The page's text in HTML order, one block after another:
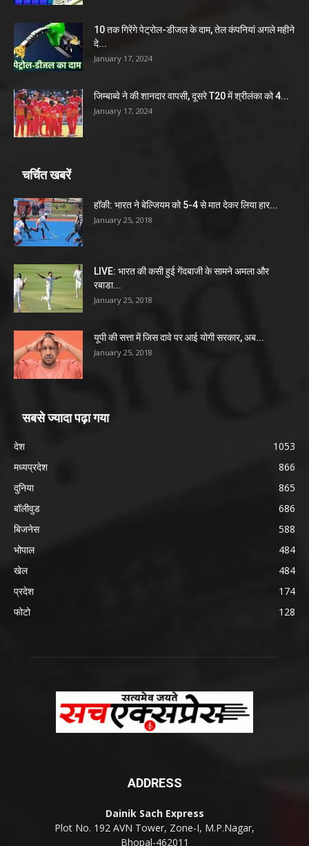
10 तक गिरेंगे पेट्रोल-डीजल के दाम, तेल कंपनियां अगले महीने
दे...
January 17, 2024
जिम्बाब्वे ने की शानदार वापसी, दूसरे T20 में श्रीलंका को 4...
January 17, 2024
चर्चित खबरें
हॉकी: भारत ने बेल्जियम को 5-4 से मात देकर लिया हार...
January 25, 2018
LIVE: भारत की कसी हुई गेंदबाजी के सामने अमला और
रबाडा...
January 25, 2018
यूपी की सत्ता में जिस दावे पर आई योगी सरकार, अब...
January 25, 2018
सबसे ज्यादा पढ़ा गया
देश
1053
मध्यप्रदेश
866
दुनिया
865
बॉलीवुड
686
बिजनेस
588
भोपाल
484
खेल
484
प्रदेश
174
फोटो
128
ADDRESS
Dainik Sach Express
Plot No. 192 AVN Tower, Zone-I, M.P.Nagar,
Bhopal-462011